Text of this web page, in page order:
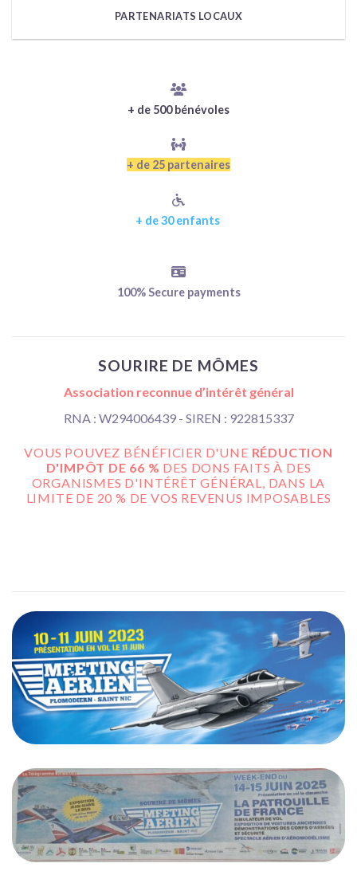
PARTENARIATS LOCAUX
+ de 500 bénévoles
+ de 25 partenaires
+ de 30 enfants
100% Secure payments
SOURIRE DE MÔMES
Association reconnue d’intérêt général
RNA : W294006439 - SIREN : 922815337
VOUS POUVEZ BÉNÉFICIER D'UNE RÉDUCTION
D'IMPÔT DE 66 % DES DONS FAITS À DES
ORGANISMES D'INTÉRÊT GÉNÉRAL, DANS LA
LIMITE DE 20 % DE VOS REVENUS IMPOSABLES